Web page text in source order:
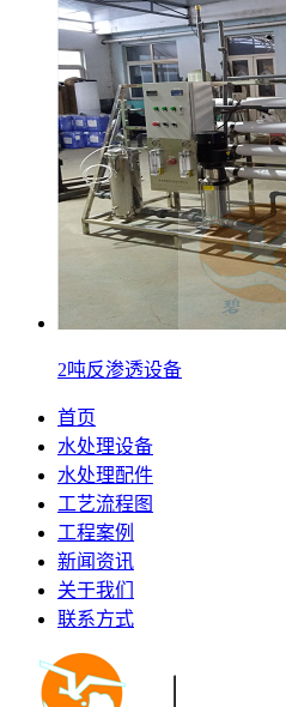
2吨反渗透设备
首页
水处理设备
水处理配件
工艺流程图
工程案例
新闻资讯
关于我们
联系方式